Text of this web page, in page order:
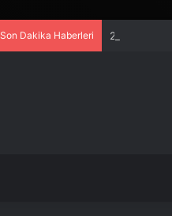
Son Dakika Haberleri 25 Yıllık